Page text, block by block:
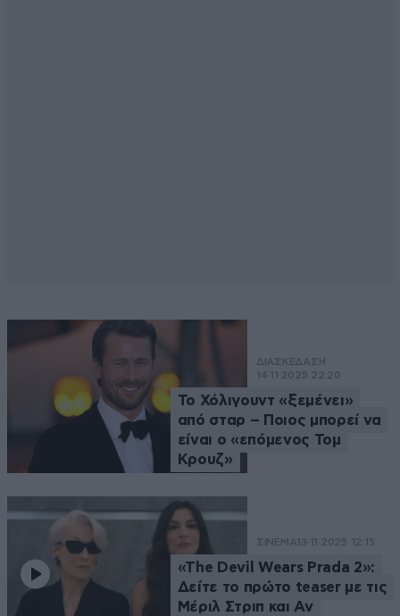
ΔΙΑΣΚΕΔΑΣΗ
14·11·2025 22:20
Το Χόλιγουντ «ξεμένει»
από σταρ – Ποιος μπορεί να
είναι ο «επόμενος Τομ
Κρουζ»
ΣΙΝΕΜΑ 13·11·2025 12:15
«The Devil Wears Prada 2»:
Δείτε το πρώτο teaser με τις
Μέριλ Στριπ και Αν